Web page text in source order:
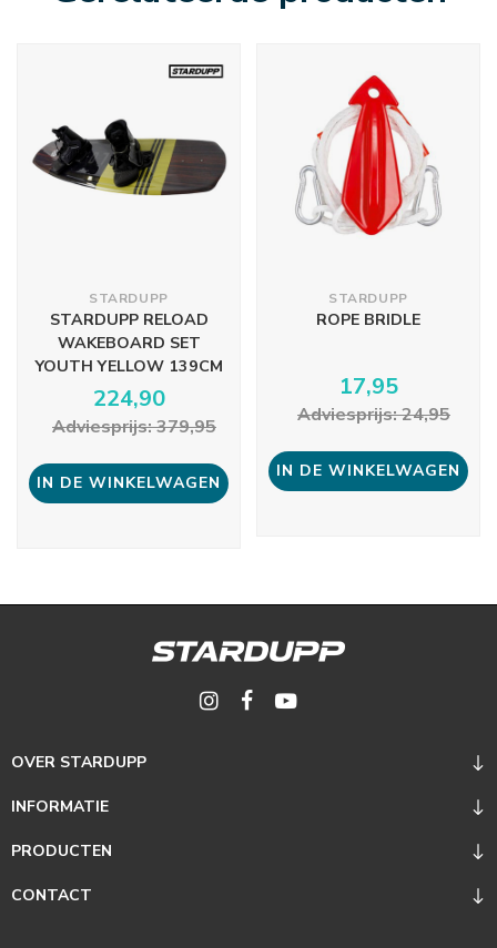
STARDUPP
STARDUPP RELOAD
WAKEBOARD SET
YOUTH YELLOW 139CM
224,90
Adviesprijs: 379,95
IN DE WINKELWAGEN
STARDUPP
ROPE BRIDLE
17,95
Adviesprijs: 24,95
IN DE WINKELWAGEN
OVER STARDUPP
INFORMATIE
PRODUCTEN
CONTACT